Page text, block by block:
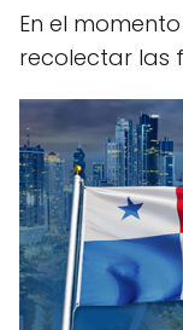
En el
recolectar las